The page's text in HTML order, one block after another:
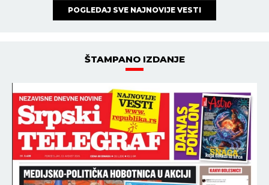
POGLEDAJ SVE NAJNOVIJE VESTI
ŠTAMPANO IZDANJE